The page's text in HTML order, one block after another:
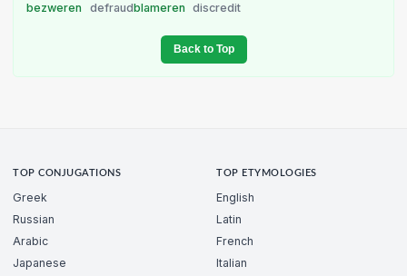
bezweren
defraudblameren discredit
Back to Top
TOP CONJUGATIONS
Greek
Russian
Arabic
Japanese
TOP ETYMOLOGIES
English
Latin
French
Italian